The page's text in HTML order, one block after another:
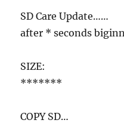
SD Care Update……
after * seconds
SIZE:
*******
COPY SD…